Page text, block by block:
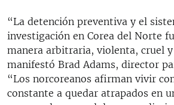
“La detención preventiva y el
investigación en Corea del Norte
manera arbitraria, violenta, cruel
manifestó Brad Adams, director
“Los norcoreanos afirman vivir
constante a quedar atrapados en